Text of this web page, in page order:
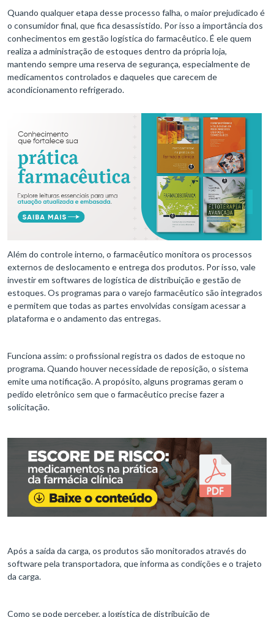
Quando qualquer etapa desse processo falha, o maior prejudicado é
o consumidor final, que fica desassistido. Por isso a importância dos
conhecimentos em gestão logística do farmacêutico. É ele quem
realiza a administração de estoques dentro da própria loja,
mantendo sempre uma reserva de segurança, especialmente de
medicamentos controlados e daqueles que carecem de
acondicionamento refrigerado.
Além do controle interno, o farmacêutico monitora os processos
externos de deslocamento e entrega dos produtos. Por isso, vale
investir em softwares de logística de distribuição e gestão de
estoques. Os programas para o varejo farmacêutico são integrados
e permitem que todas as partes envolvidas consigam acessar a
plataforma e o andamento das entregas.
Funciona assim: o profissional registra os dados de estoque no
programa. Quando houver necessidade de reposição, o sistema
emite uma notificação. A propósito, alguns programas geram o
pedido eletrônico sem que o farmacêutico precise fazer a
solicitação.
Após a saída da carga, os produtos são monitorados através do
software pela transportadora, que informa as condições e o trajeto
da carga.
Como se pode perceber, a logística de distribuição de